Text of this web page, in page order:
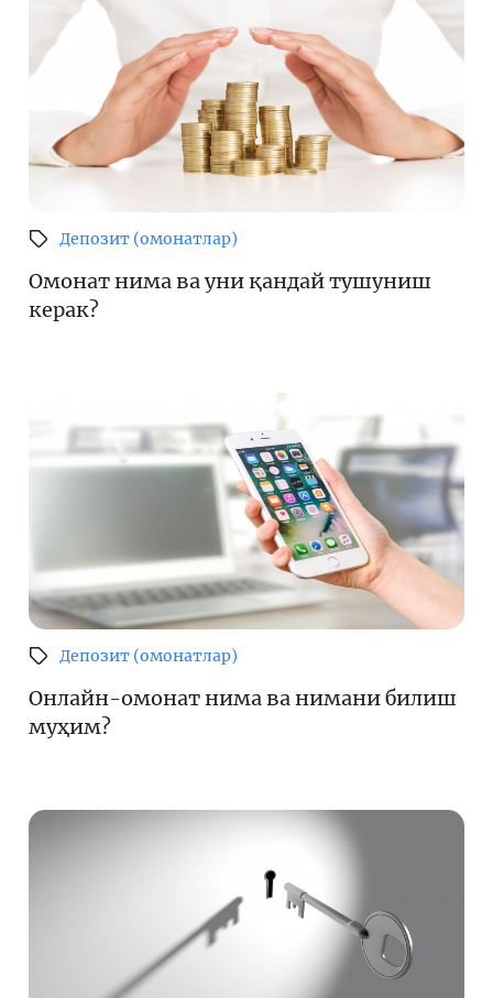
Депозит (омонатлар)
Омонат нима ва уни қандай тушуниш
керак?
Депозит (омонатлар)
Онлайн-омонат нима ва нимани билиш
муҳим?